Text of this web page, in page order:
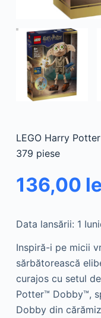
LEGO Harry
379 piese
136,00
Data lansării: 1
Inspiră-i pe micii
sărbătorească
curajos cu setul
Potter™ Dobby™,
Dobby din